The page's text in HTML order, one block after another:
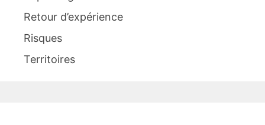
Retour d’expérience
Risques
Territoires